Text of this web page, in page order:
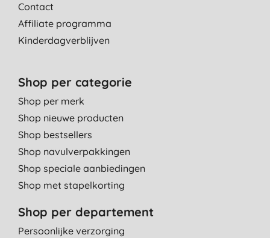
Contact
Affiliate programma
Kinderdagverblijven
Shop per categorie
Shop per merk
Shop nieuwe producten
Shop bestsellers
Shop navulverpakkingen
Shop speciale aanbiedingen
Shop met stapelkorting
Shop per departement
Persoonlijke verzorging